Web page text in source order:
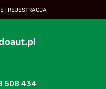
REJESTRACJA
508 434